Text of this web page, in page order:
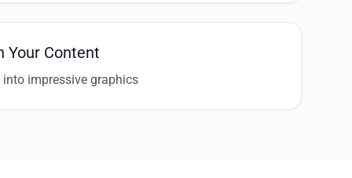
Your Content
impressive graphics